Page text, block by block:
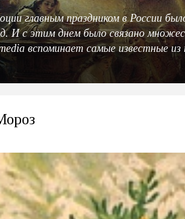
главным праздником в России
И с этим днем было связано
вспоминает самые известные из